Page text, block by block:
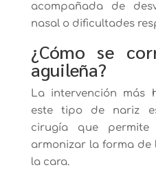
acompañada de
nasal o dificultades
¿Cómo se
aguileña?
La intervención más
este tipo de nariz
cirugía que permite
armonizar la forma de
la cara.